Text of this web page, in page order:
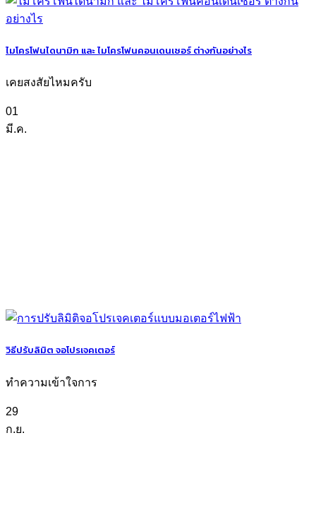
ไมโครโฟนไดนามิก และ ไมโครโฟนคอนเดนเซอร์ ต่างกันอย่างไร
เคยสงสัยไหมครับ
01
มี.ค.
วิธีปรับลิมิต จอโปรเจคเตอร์
ทำความเข้าใจการ
29
ก.ย.